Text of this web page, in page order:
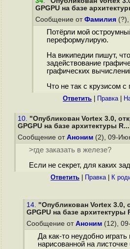
GPGPU на базе
Сообщение от Фамилия
Потёрли мой
переформулирую.
На википедии пишут,
задействование
графических
Что не так с крузисом
Ответить Правка|
10. "Опубликован Vortex 3.0,
GPGPU на базе архитектуры
Сообщение от Аноним (2), 09-
>где заказать в железе?
Если не секрет, для каких
Ответить Правка| К
14. "Опубликован Vortex 3.0,
GPGPU на базе архитектуры
Сообщение от Аноним (12),
Да как-то неудобно
нарисованной на листочке